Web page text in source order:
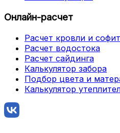
Онлайн-расчет
Расчет кровли и
Расчет водостока
Расчет сайдинга
Калькулятор забора
Подбор цвета и
Калькулятор